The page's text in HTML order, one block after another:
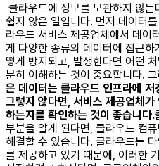
클라우드에 정보를 보관하지 않
쉽지 않은 일입니다. 먼저 데이터
라우드 서비스 제공업체에서 데이
게 다양한 종류의 데이터에 접근
떻게 방지되고, 발생한다면 어떤
분히 이해하는 것이 중요합니다.
은 데이터는 클라우드 인프라에
그렇지 않다면, 서비스 제공업체
하는지를 확인하는 것이 좋습니다.
부분을 알게 된다면, 클라우드 컴
해결할 수 있습니다. 클라우드는
를 제공하고 있기 때문에, 이러한